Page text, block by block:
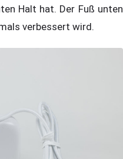
Halt hat. Der Fuß unten
verbessert wird.